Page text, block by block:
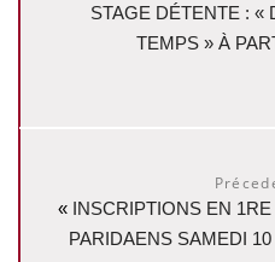
STAGE DÉTENTE : «
TEMPS » À
« INSCRIPTIONS EN
PARIDAENS SAMEDI